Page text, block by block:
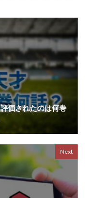
価されたのは何巻
Next